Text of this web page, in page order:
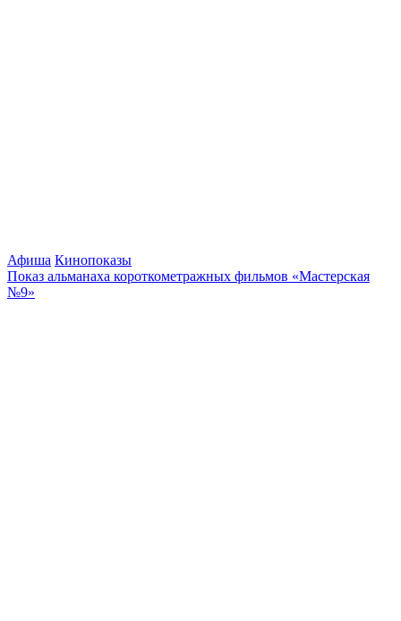
Афиша Кинопоказы
Показ альманаха короткометражных фильмов «Мастерская
№9»